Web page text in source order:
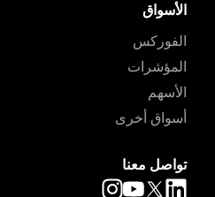
الأسواق
الفوركس
المؤشرات
الأسهم
أسواق أخرى
تواصل معنا